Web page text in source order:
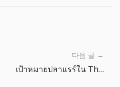
다음 글 →
เป้าหมายปลาแรร์ใน The Big One: ทำไมอุปกรณ์จึงสำคัญ